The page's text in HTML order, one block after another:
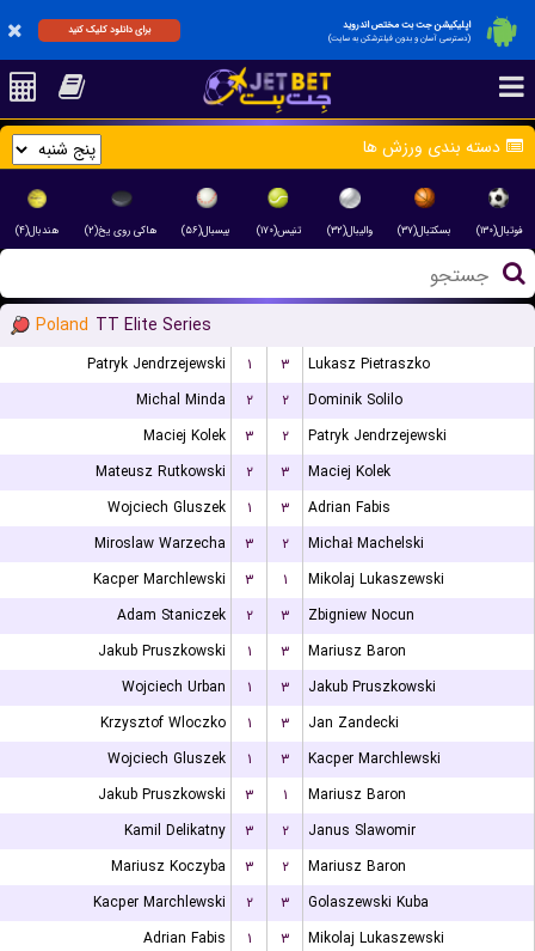
اپلیکیشن جت بت مختص اندروید
(دسترسی آسان و بدون فیلترشکن به سایت)
برای دانلود کلیک کنید
دسته بندی ورزش ها
فوتبال(۱۳۰) بسکتبال(۳۷) والیبال(۳۲) تنیس(۱۷۰) بیسبال(۵۶) هاکی روی یخ(۲) هندبال(۴)
Poland TT Elite Series
Patryk Jendrzejewski ۱ ۳
Lukasz Pietraszko
Michal Minda
۲ ۲
Dominik Solilo
Maciej Kolek
۳ ۲
Patryk Jendrzejewski
Mateusz Rutkowski
۲ ۳
Maciej Kolek
Wojciech Gluszek
۱ ۳
Adrian Fabis
Miroslaw Warzecha
۳ ۲
Michał Machelski
Kacper Marchlewski
۳ ۱
Mikolaj Lukaszewski
Adam Staniczek
۲ ۳
Zbigniew Nocun
Jakub Pruszkowski
۱ ۳
Mariusz Baron
Wojciech Urban
۱ ۳
Jakub Pruszkowski
Krzysztof Wloczko
۱ ۳
Jan Zandecki
Wojciech Gluszek
۱ ۳
Kacper Marchlewski
Jakub Pruszkowski
۳ ۱
Mariusz Baron
Kamil Delikatny
۳ ۲
Janus Slawomir
Mariusz Koczyba
۳ ۲
Mariusz Baron
Kacper Marchlewski
۲ ۳
Golaszewski Kuba
Adrian Fabis
۱ ۳
Mikolaj Lukaszewski